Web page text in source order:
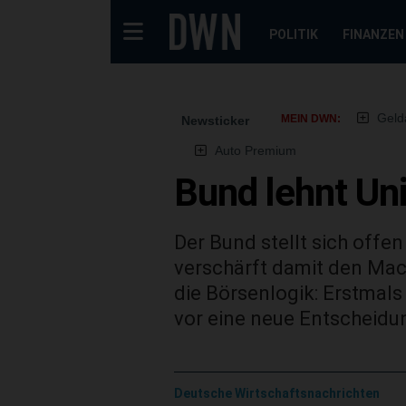
POLITIK FINANZEN
Newsticker MEIN DWN:
Auto Premium
Bund lehnt
Der Bund stellt sich offen
verschärft damit den
die Börsenlogik:
vor eine neue
Deutsche Wirtschaftsnachrichten